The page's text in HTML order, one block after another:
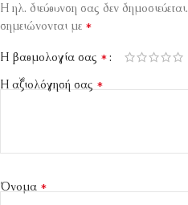
Η ηλ. διεύθυνση σας δεν δημοσιεύεται.
σημειώνονται με *
Η βαθμολογία σας *
Η αξιολόγησή σας *
Όνομα *